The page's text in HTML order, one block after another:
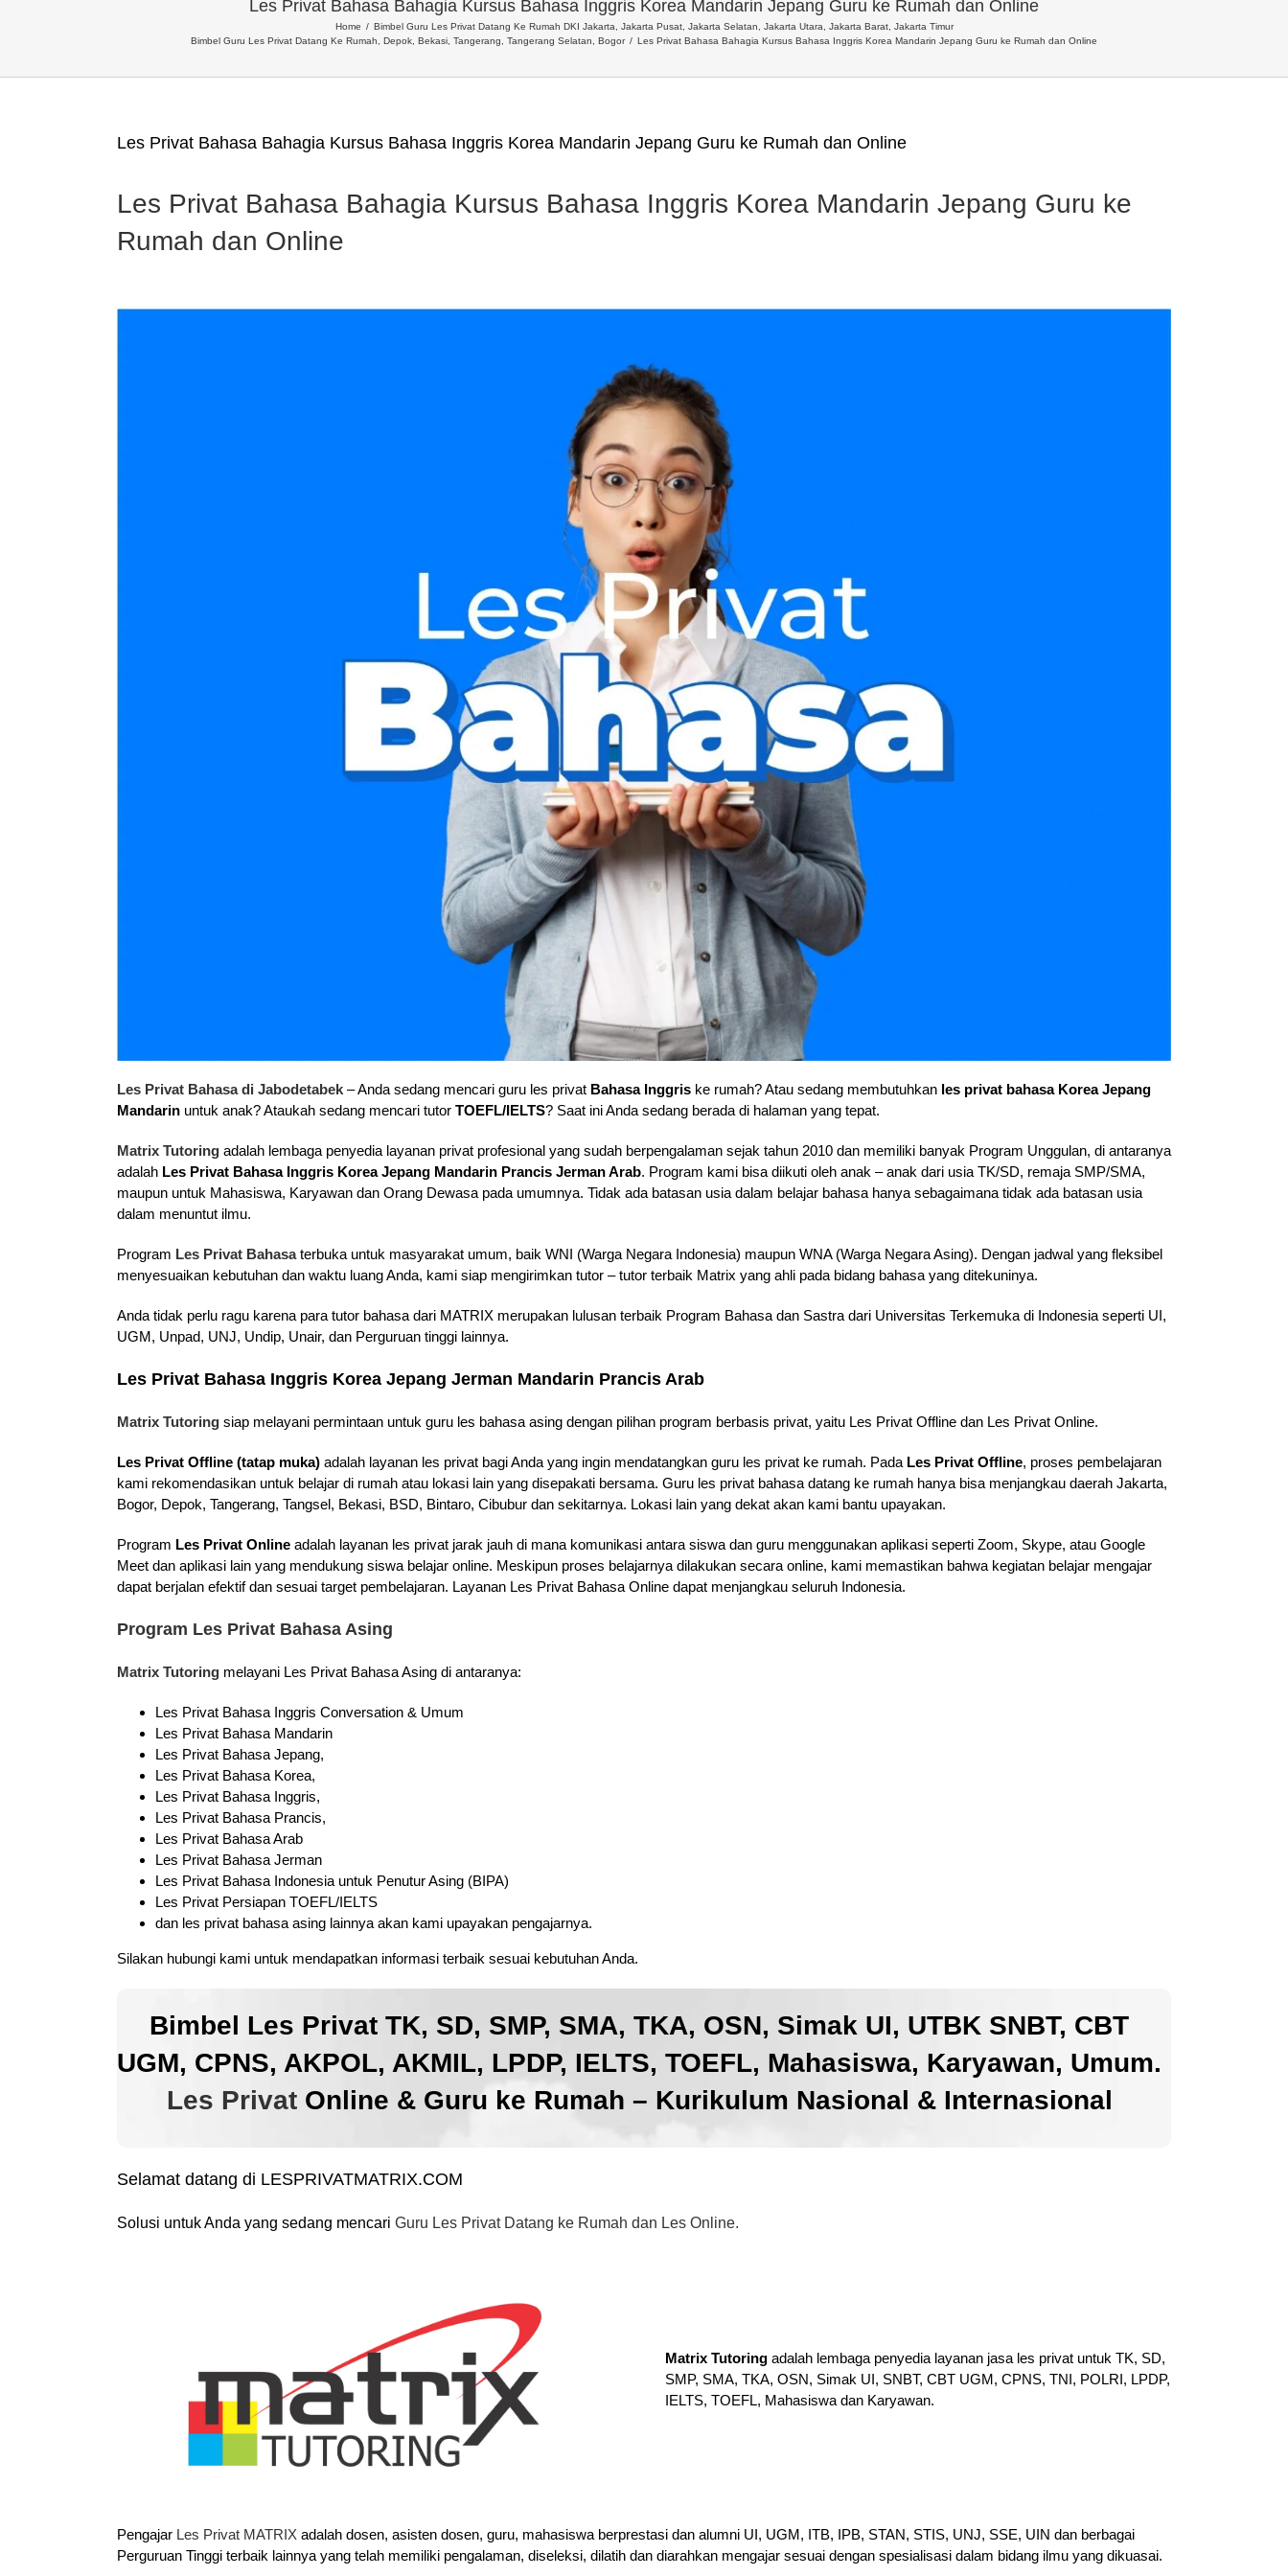
Les Privat Bahasa Bahagia Kursus Bahasa Inggris Korea Mandarin Jepang Guru ke Rumah dan Online
Home
Bimbel Guru Les Privat Datang Ke Rumah DKI Jakarta, Jakarta Pusat, Jakarta Selatan, Jakarta Utara, Jakarta Barat, Jakarta Timur
Bimbel Guru Les Privat Datang Ke Rumah, Depok, Bekasi, Tangerang, Tangerang Selatan, Bogor
Les Privat Bahasa Bahagia Kursus Bahasa Inggris Korea Mandarin Jepang Guru ke Rumah dan Online
Les Privat Bahasa Bahagia Kursus Bahasa Inggris Korea Mandarin Jepang Guru ke Rumah dan Online
Les Privat Bahasa Bahagia Kursus Bahasa Inggris Korea Mandarin Jepang Guru ke
Rumah dan Online
Les Privat Bahasa di Jabodetabek – Anda sedang mencari guru les privat Bahasa Inggris ke rumah? Atau sedang membutuhkan les privat bahasa Korea Jepang
Mandarin untuk anak? Ataukah sedang mencari tutor TOEFL/IELTS? Saat ini Anda sedang berada di halaman yang tepat.
Matrix Tutoring adalah lembaga penyedia layanan privat profesional yang sudah berpengalaman sejak tahun 2010 dan memiliki banyak Program Unggulan, di antaranya
adalah Les Privat Bahasa Inggris Korea Jepang Mandarin Prancis Jerman Arab. Program kami bisa diikuti oleh anak – anak dari usia TK/SD, remaja SMP/SMA,
maupun untuk Mahasiswa, Karyawan dan Orang Dewasa pada umumnya. Tidak ada batasan usia dalam belajar bahasa hanya sebagaimana tidak ada batasan usia
dalam menuntut ilmu.
Program Les Privat Bahasaterbuka untuk masyarakat umum, baik WNI (Warga Negara Indonesia) maupun WNA (Warga Negara Asing). Dengan jadwal yang fleksibel
menyesuaikan kebutuhan dan waktu luang Anda, kami siap mengirimkan tutor – tutor terbaik Matrix yang ahli pada bidang bahasa yang ditekuninya.
Anda tidak perlu ragu karena para tutor bahasa dari MATRIX merupakan lulusan terbaik Program Bahasa dan Sastra dari Universitas Terkemuka di Indonesia seperti UI,
UGM, Unpad, UNJ, Undip, Unair, dan Perguruan tinggi lainnya.
Les Privat Bahasa Inggris Korea Jepang Jerman Mandarin Prancis Arab
Matrix Tutoring siap melayani permintaan untuk guru les bahasa asing dengan pilihan program berbasis privat, yaitu Les Privat Offline dan Les Privat Online.
Les Privat Offline (tatap muka) adalah layanan les privat bagi Anda yang ingin mendatangkan guru les privat ke rumah. Pada Les Privat Offline, proses pembelajaran
kami rekomendasikan untuk belajar di rumah atau lokasi lain yang disepakati bersama. Guru les privat bahasa datang ke rumah hanya bisa menjangkau daerah Jakarta,
Bogor, Depok, Tangerang, Tangsel, Bekasi, BSD, Bintaro, Cibubur dan sekitarnya. Lokasi lain yang dekat akan kami bantu upayakan.
Program Les Privat Online adalah layanan les privat jarak jauh di mana komunikasi antara siswa dan guru menggunakan aplikasi seperti Zoom, Skype, atau Google
Meet dan aplikasi lain yang mendukung siswa belajar online. Meskipun proses belajarnya dilakukan secara online, kami memastikan bahwa kegiatan belajar mengajar
dapat berjalan efektif dan sesuai target pembelajaran. Layanan Les Privat Bahasa Online dapat menjangkau seluruh Indonesia.
Program Les Privat Bahasa Asing
Matrix Tutoring melayani Les Privat Bahasa Asing di antaranya:
Les Privat Bahasa Inggris Conversation & Umum
Les Privat Bahasa Mandarin
Les Privat Bahasa Jepang,
Les Privat Bahasa Korea,
Les Privat Bahasa Inggris,
Les Privat Bahasa Prancis,
Les Privat Bahasa Arab
Les Privat Bahasa Jerman
Les Privat Bahasa Indonesia untuk Penutur Asing (BIPA)
Les Privat Persiapan TOEFL/IELTS
dan les privat bahasa asing lainnya akan kami upayakan pengajarnya.
Silakan hubungi kami untuk mendapatkan informasi terbaik sesuai kebutuhan Anda.
Bimbel Les Privat TK, SD, SMP, SMA, TKA, OSN, Simak UI, UTBK SNBT, CBT
UGM, CPNS, AKPOL, AKMIL, LPDP, IELTS, TOEFL, Mahasiswa, Karyawan, Umum.
Les PrivatOnline & Guru ke Rumah – Kurikulum Nasional & Internasional
Selamat datang di LESPRIVATMATRIX.COM
Solusi untuk Anda yang sedang mencari Guru Les Privat Datang ke Rumah dan Les Online.
Matrix Tutoring adalah lembaga penyedia layanan jasa les privat untuk TK, SD,
SMP, SMA, TKA, OSN, Simak UI, SNBT, CBT UGM, CPNS, TNI, POLRI, LPDP,
IELTS, TOEFL, Mahasiswa dan Karyawan.
Pengajar Les Privat MATRIX adalah dosen, asisten dosen, guru, mahasiswa berprestasi dan alumni UI, UGM, ITB, IPB, STAN, STIS, UNJ, SSE, UIN dan berbagai
Perguruan Tinggi terbaik lainnya yang telah memiliki pengalaman, diseleksi, dilatih dan diarahkan mengajar sesuai dengan spesialisasi dalam bidang ilmu yang dikuasai.